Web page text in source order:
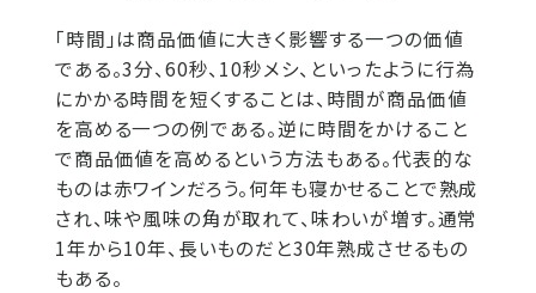
「時間」は商品価値に大きく影響する一つの価値
である。3分、60秒、10秒メシ、といったように行為
にかかる時間を短くすることは、時間が商品価値
を高める一つの例である。逆に時間をかけること
で商品価値を高めるという方法もある。代表的な
ものは赤ワインだろう。何年も寝かせることで熟成
され、味や風味の角が取れて、味わいが増す。通常
1年から10年、長いものだと30年熟成させるもの
もある。